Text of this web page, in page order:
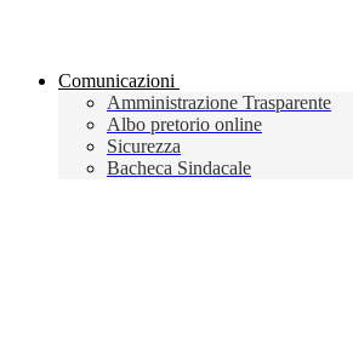
Comunicazioni
Amministrazione Trasparente
Albo pretorio online
Sicurezza
Bacheca Sindacale